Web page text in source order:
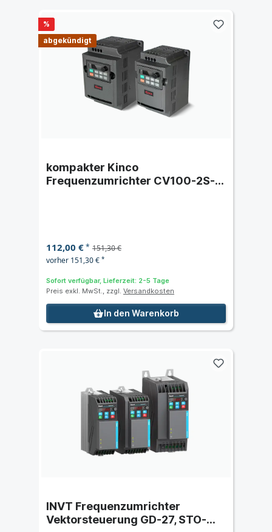
%
abgekündigt
kompakter Kinco
Frequenzumrichter CV100-2S-
112,00 €* 151,30 €
vorher 151,30 € *
Sofort verfügbar, Lieferzeit: 2-5 Tage
Preis exkl. MwSt., zzgl. Versandkosten
In den Warenkorb
INVT Frequenzumrichter
Vektorsteuerung GD-27, STO-